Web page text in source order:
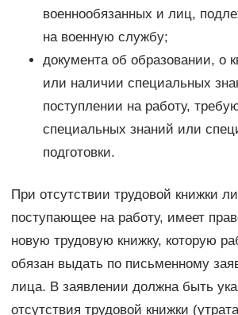
военнообязанных и лиц,
на военную службу;
документа об образовании, о
или наличии специальных
поступлении на работу,
специальных знаний или
подготовки.
При отсутствии трудовой книжки
поступающее на работу, имеет
новую трудовую книжку, которую
обязан выдать по письменному
лица. В заявлении должна быть
отсутствия трудовой книжки